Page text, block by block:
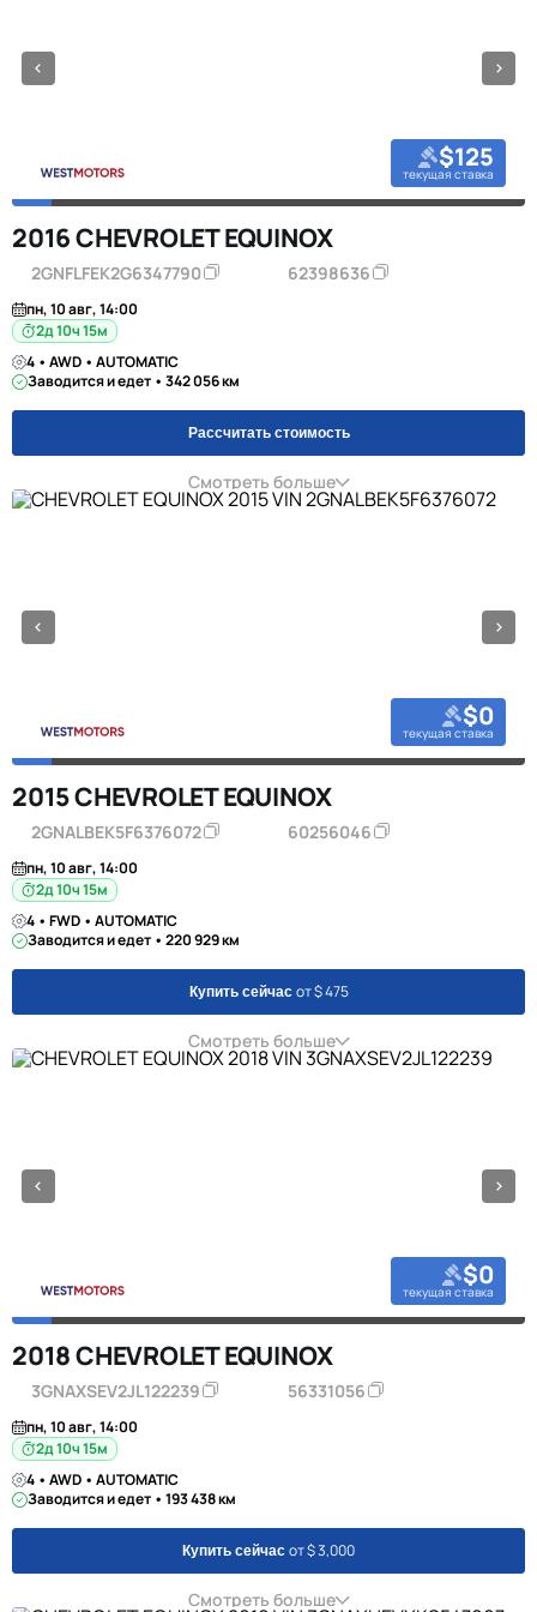
$125
текущая ставка
2016 CHEVROLET EQUINOX
2GNFLFEK2G6347790 62398636
пн, 10 авг, 14:00
2д 10ч 15м
4 • AWD • AUTOMATIC
Заводится и едет • 342 056 км
Рассчитать стоимость
Смотреть больше
$0
текущая ставка
2015 CHEVROLET EQUINOX
2GNALBEK5F6376072 60256046
пн, 10 авг, 14:00
2д 10ч 15м
4 • FWD • AUTOMATIC
Заводится и едет • 220 929 км
Купить сейчас от $ 475
Смотреть больше
$0
текущая ставка
2018 CHEVROLET EQUINOX
3GNAXSEV2JL122239 56331056
пн, 10 авг, 14:00
2д 10ч 15м
4 • AWD • AUTOMATIC
Заводится и едет • 193 438 км
Купить сейчас от $ 3,000
Смотреть больше